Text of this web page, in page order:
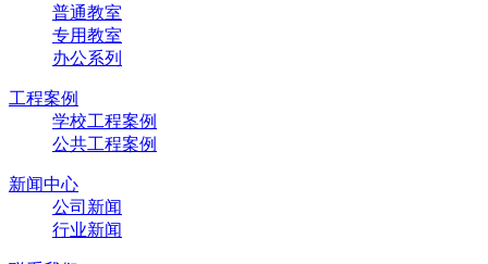
普通教室
专用教室
办公系列
工程案例
学校工程案例
公共工程案例
新闻中心
公司新闻
行业新闻